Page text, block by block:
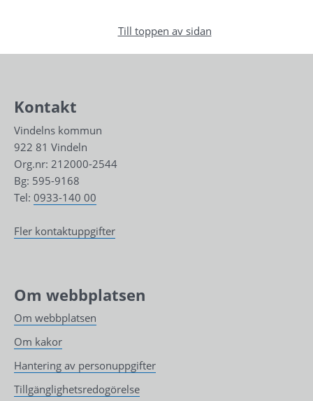
Till toppen av sidan
Kontakt
Vindelns kommun
922 81 Vindeln
Org.nr: 212000-2544
Bg: 595-9168
Tel: 0933-140 00
Fler kontaktuppgifter
Om webbplatsen
Om webbplatsen
Om kakor
Hantering av personuppgifter
Tillgänglighetsredogörelse